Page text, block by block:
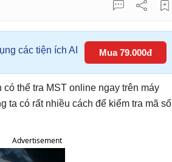
các tiện ích AI Mua 79.000đ
thể tra MST online ngay trên máy
ta có rất nhiều cách để kiểm tra mã số
Advertisement